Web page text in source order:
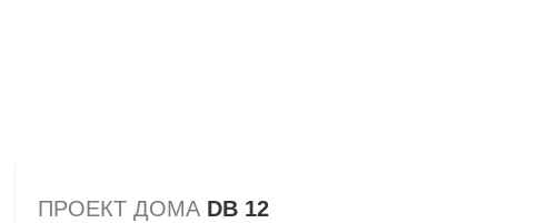
ПРОЕКТ ДОМА DB 12